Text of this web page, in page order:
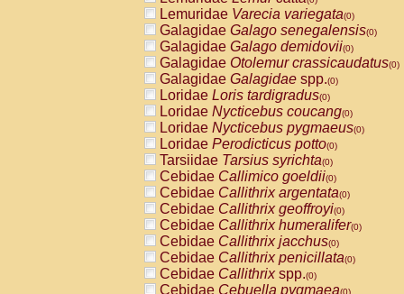
AtelidaeAlouattaspp.(0)
AtelidaeAteles belzebuth(0)
AtelidaeAteles geoffroyi(0)
AtelidaeAteles paniscus(0)
AtelidaeAtelesspp.(0)
Atelidae Lagothrix lagothricha
AtelidaeLagothrix lagothricha cana
PitheciidaeCacajao calvus
PitheciidaeCallicebus cupreus
PitheciidaeCallicebus donacophilus
PitheciidaeCallicebus moloch
PitheciidaeCallicebus torquatus
PitheciidaeCallicebusspp.(0)
PitheciidaeChiropotes satanas(0)
PitheciidaePithecia monachus
PitheciidaePithecia pithecia(0)
CercopithecidaeCercocebus agilis
CercopithecidaeCercocebus
Lemuridae Varecia variegata(0)
Galagidae Galago senegalensis(0)
Galagidae Galago demidovii(0)
Galagidae Otolemur crassicaudatus(0)
Galagidae Galagidae spp.(0)
Loridae Loris tardigradus(0)
Loridae Nycticebus coucang(0)
Loridae Nycticebus pygmaeus(0)
Loridae Perodicticus potto(0)
Tarsiidae Tarsius syrichta(0)
Cebidae Callimico goeldii(0)
Cebidae Callithrix argentata(0)
Cebidae Callithrix geoffroyi(0)
Cebidae Callithrix humeralifer(0)
Cebidae Callithrix jacchus(0)
Cebidae Callithrix penicillata(0)
Cebidae Callithrixspp.(0)
Cebidae Cebuella pygmaea(0)